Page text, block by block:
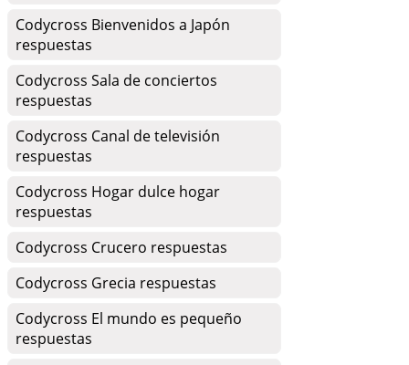
Codycross Bienvenidos a Japón
respuestas
Codycross Sala de conciertos
respuestas
Codycross Canal de televisión
respuestas
Codycross Hogar dulce hogar
respuestas
Codycross Crucero respuestas
Codycross Grecia respuestas
Codycross El mundo es pequeño
respuestas